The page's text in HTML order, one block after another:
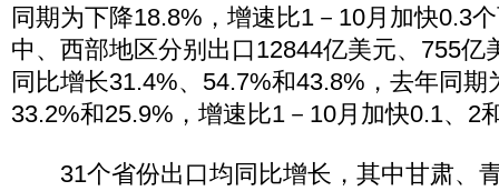
同期为下降18.8%，增速比1－10月加快0.3
中、西部地区分别出口12844亿美元、755亿
同比增长31.4%、54.7%和43.8%，去年同期
33.2%和25.9%，增速比1－10月加快0.1、2
31个省份出口均同比增长，其中甘肃、